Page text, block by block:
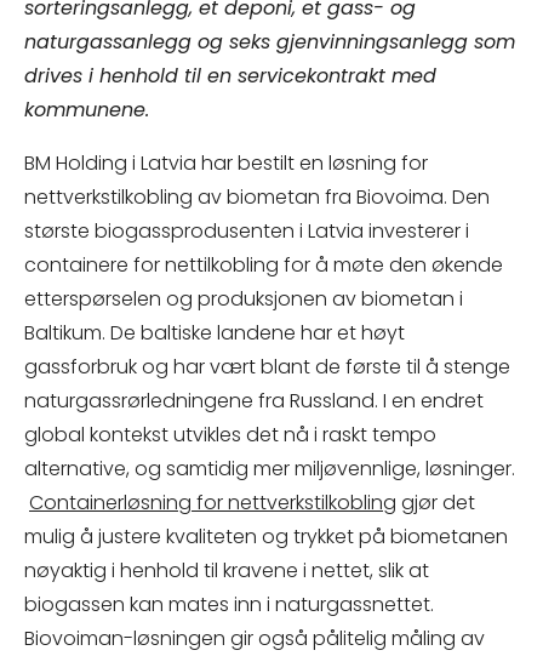
sorteringsanlegg, et deponi, et gass- og
naturgassanlegg og seks gjenvinningsanlegg som
drives i henhold til en servicekontrakt med
kommunene.
BM Holding i Latvia har bestilt en løsning for
nettverkstilkobling av biometan fra Biovoima. Den
største biogassprodusenten i Latvia investerer i
containere for nettilkobling for å møte den økende
etterspørselen og produksjonen av biometan i
Baltikum. De baltiske landene har et høyt
gassforbruk og har vært blant de første til å stenge
naturgassrørledningene fra Russland. I en endret
global kontekst utvikles det nå i raskt tempo
alternative, og samtidig mer miljøvennlige, løsninger.
Containerløsning for nettverkstilkobling gjør det
mulig å justere kvaliteten og trykket på biometanen
nøyaktig i henhold til kravene i nettet, slik at
biogassen kan mates inn i naturgassnettet.
Biovoiman-løsningen gir også pålitelig måling av